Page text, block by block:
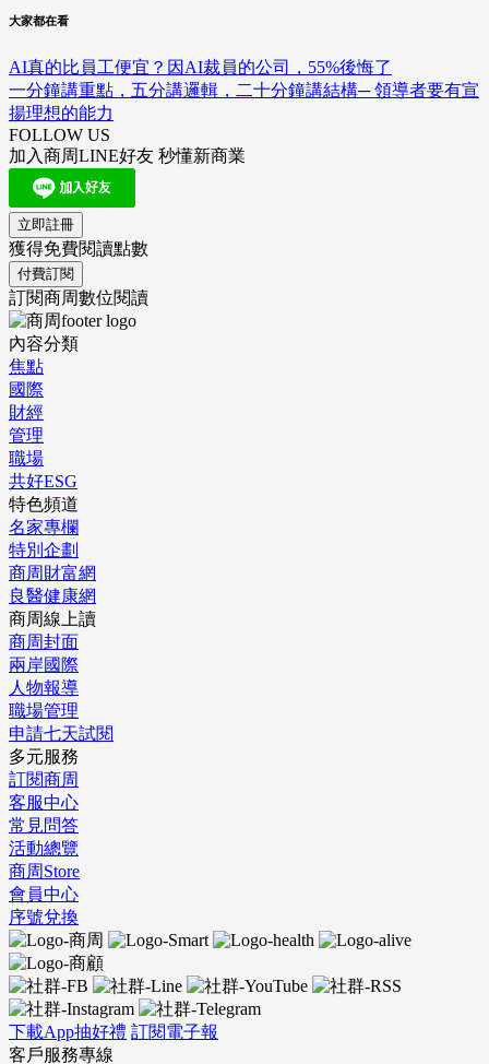
大家都在看
AI真的比員工便宜？因AI裁員的公司，55%後悔了
一分鐘講重點，五分講邏輯，二十分鐘講結構─ 領導者要有宣
揚理想的能力
FOLLOW US
加入商周LINE好友 秒懂新商業
立即註冊
獲得免費閱讀點數
付費訂閱
訂閱商周數位閱讀
內容分類
焦點
國際
財經
管理
職場
共好ESG
特色頻道
名家專欄
特別企劃
商周財富網
良醫健康網
商周線上讀
商周封面
兩岸國際
人物報導
職場管理
申請七天試閱
多元服務
訂閱商周
客服中心
常見問答
活動總覽
商周Store
會員中心
序號兌換
下載App抽好禮 訂閱電子報
客戶服務專線